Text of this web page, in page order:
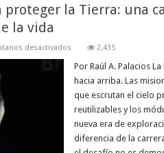
proteger la Tierra: una
la vida
desactivadosen
el
para
la
Tierra:
carrera
que
2,435
Por Raúl A. Palacios
hacia arriba. Las
que escrutan el cielo
reutilizables y los
nueva era de
diferencia de la